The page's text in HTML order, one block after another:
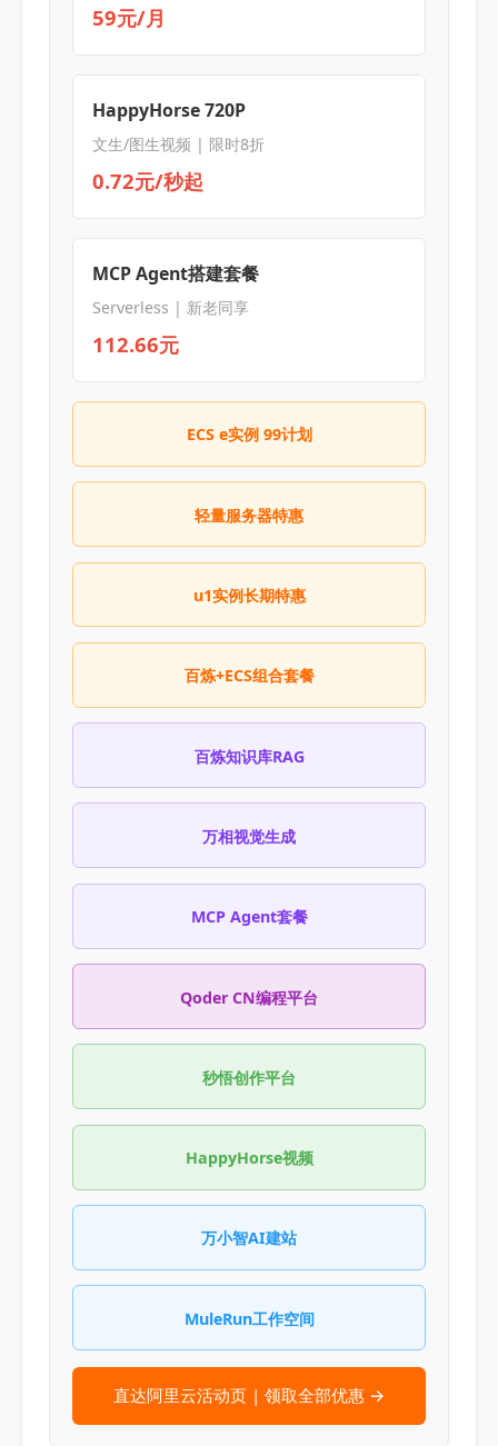
59元/月
HappyHorse 720P
文生/图生视频 | 限时8折
0.72元/秒起
MCP Agent搭建套餐
Serverless | 新老同享
112.66元
ECS e实例 99计划
轻量服务器特惠
u1实例长期特惠
百炼+ECS组合套餐
百炼知识库RAG
万相视觉生成
MCP Agent套餐
Qoder CN编程平台
秒悟创作平台
HappyHorse视频
万小智AI建站
MuleRun工作空间
直达阿里云活动页 | 领取全部优惠 →